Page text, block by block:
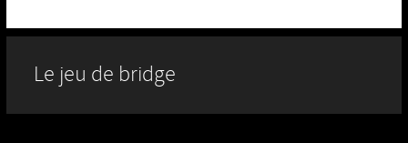
Le jeu de bridge